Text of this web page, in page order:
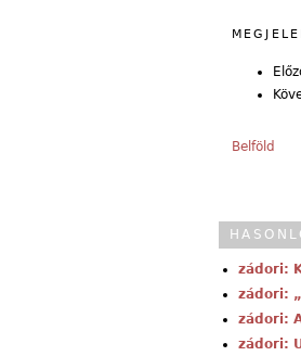
Belföld
zádori:
zádori:
zádori:
zádori: